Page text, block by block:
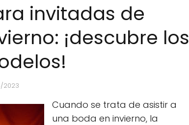
invitadas de
¡descubre los
2023
Cuando se trata de asistir a
una boda en invierno, la